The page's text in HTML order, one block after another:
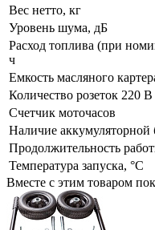
Вес нетто, кг
Уровень шума, дБ
Расход топлива (при
ч
Емкость масляного
Количество розеток 220
Счетчик моточасов
Наличие аккумуляторной
Продолжительность
Температура запуска, °С
Вместе с этим товаром